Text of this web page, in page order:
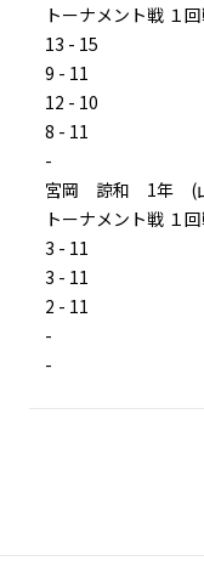
トーナメント戦 １
13 - 15
9 - 11
12 - 10
8 - 11
-
宮岡 諒和 1年 (山
トーナメント戦 １
3 - 11
3 - 11
2 - 11
-
-